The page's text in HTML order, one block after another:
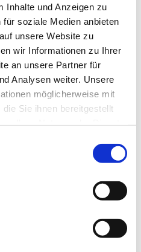
Inhalte und Anzeigen zu
soziale Medien anbieten
unsere Website zu
wir Informationen zu Ihrer
an unsere Partner für
Analysen weiter. Unsere
möglicherweise mit
Sie ihnen bereitgestellt